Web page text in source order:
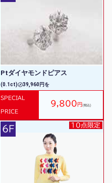
Ptダイヤモンドピアス
(0.1ct)㋱39,960円を
SPECIAL
PRICE
9,800 円 (税込)
6F 10点限定